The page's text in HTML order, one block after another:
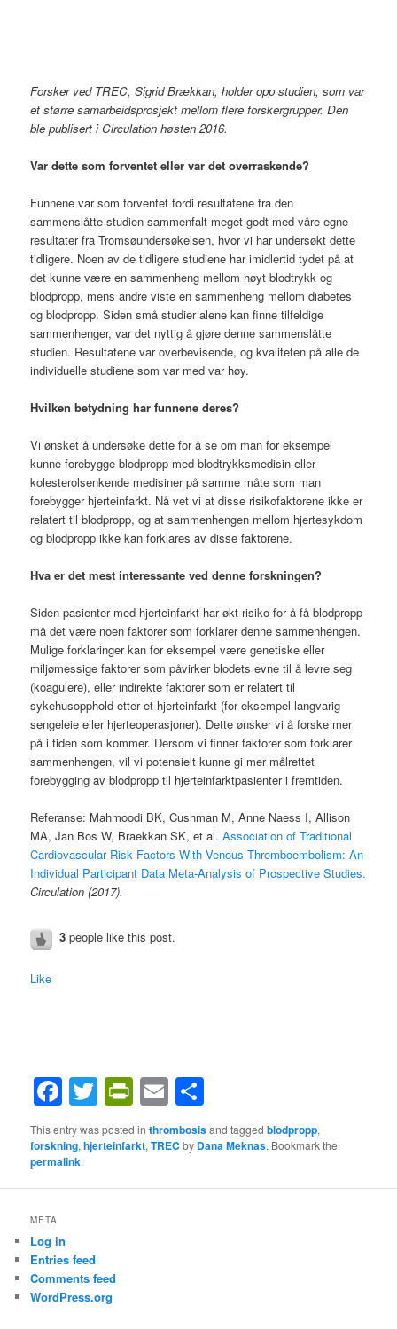
Forsker ved TREC, Sigrid Brækkan, holder opp studien, som var
et større samarbeidsprosjekt mellom flere forskergrupper. Den
ble publisert i Circulation høsten 2016.
Var dette som forventet eller var det overraskende?
Funnene var som forventet fordi resultatene fra den
sammenslåtte studien sammenfalt meget godt med våre egne
resultater fra Tromsøundersøkelsen, hvor vi har undersøkt dette
tidligere. Noen av de tidligere studiene har imidlertid tydet på at
det kunne være en sammenheng mellom høyt blodtrykk og
blodpropp, mens andre viste en sammenheng mellom diabetes
og blodpropp. Siden små studier alene kan finne tilfeldige
sammenhenger, var det nyttig å gjøre denne sammenslåtte
studien. Resultatene var overbevisende, og kvaliteten på alle de
individuelle studiene som var med var høy.
Hvilken betydning har funnene deres?
Vi ønsket å undersøke dette for å se om man for eksempel
kunne forebygge blodpropp med blodtrykksmedisin eller
kolesterolsenkende medisiner på samme måte som man
forebygger hjerteinfarkt. Nå vet vi at disse risikofaktorene ikke er
relatert til blodpropp, og at sammenhengen mellom hjertesykdom
og blodpropp ikke kan forklares av disse faktorene.
Hva er det mest interessante ved denne forskningen?
Siden pasienter med hjerteinfarkt har økt risiko for å få blodpropp
må det være noen faktorer som forklarer denne sammenhengen.
Mulige forklaringer kan for eksempel være genetiske eller
miljømessige faktorer som påvirker blodets evne til å levre seg
(koagulere), eller indirekte faktorer som er relatert til
sykehusopphold etter et hjerteinfarkt (for eksempel langvarig
sengeleie eller hjerteoperasjoner). Dette ønsker vi å forske mer
på i tiden som kommer. Dersom vi finner faktorer som forklarer
sammenhengen, vil vi potensielt kunne gi mer målrettet
forebygging av blodpropp til hjerteinfarktpasienter i fremtiden.
Referanse: Mahmoodi BK, Cushman M, Anne Naess I, Allison
MA, Jan Bos W, Braekkan SK, et al.Association of Traditional
Cardiovascular Risk Factors With Venous Thromboembolism: An
Individual Participant Data Meta-Analysis of Prospective Studies.
Circulation (2017).
3 people like this post.
Like
Facebook
Twitter
PrintFriendly
Email
This entry was posted inthrombosisand taggedblodpropp,
forskning,hjerteinfarkt,TREC by Dana Meknas. Bookmark the
permalink.
META
Log in
Entries feed
Comments feed
WordPress.org